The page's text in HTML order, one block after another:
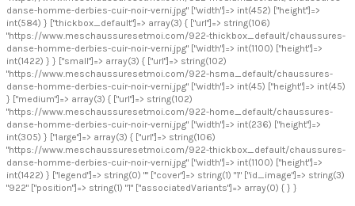
danse-homme-derbies-cuir-noir-verni.jpg" ["width"]=> int(452) ["height"]=>
int(584) } ["thickbox_default"]=> array(3) { ["url"]=> string(106)
"https://www.meschaussuresetmoi.com/922-thickbox_default/chaussures-
danse-homme-derbies-cuir-noir-verni.jpg" ["width"]=> int(1100) ["height"]=>
int(1422) } } ["small"]=> array(3) { ["url"]=> string(102)
"https://www.meschaussuresetmoi.com/922-hsma_default/chaussures-
danse-homme-derbies-cuir-noir-verni.jpg" ["width"]=> int(45) ["height"]=> int(45)
} ["medium"]=> array(3) { ["url"]=> string(102)
"https://www.meschaussuresetmoi.com/922-home_default/chaussures-
danse-homme-derbies-cuir-noir-verni.jpg" ["width"]=> int(236) ["height"]=>
int(305) } ["large"]=> array(3) { ["url"]=> string(106)
"https://www.meschaussuresetmoi.com/922-thickbox_default/chaussures-
danse-homme-derbies-cuir-noir-verni.jpg" ["width"]=> int(1100) ["height"]=>
int(1422) } ["legend"]=> string(0) "" ["cover"]=> string(1) "1" ["id_image"]=> string(3)
"922" ["position"]=> string(1) "1" ["associatedVariants"]=> array(0) { } }